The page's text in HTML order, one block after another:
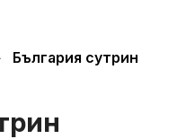
България сутрин